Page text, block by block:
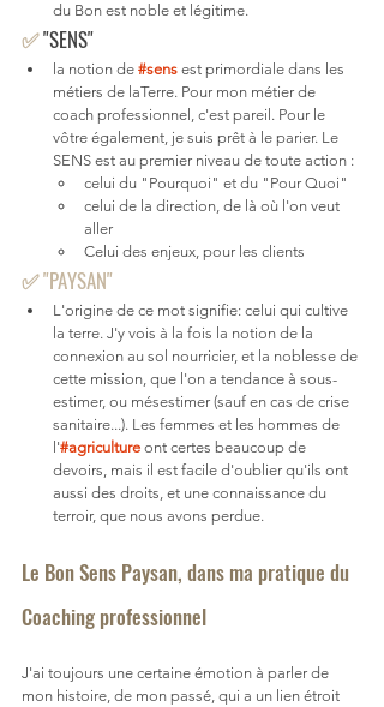
du Bon est noble et légitime.
✅ "SENS"
la notion de #sens est primordiale dans les
métiers de laTerre. Pour mon métier de
coach professionnel, c'est pareil. Pour le
vôtre également, je suis prêt à le parier. Le
SENS est au premier niveau de toute action :
celui du "Pourquoi" et du "Pour Quoi"
celui de la direction, de là où l'on veut
aller
Celui des enjeux, pour les clients
✅ "PAYSAN"
L'origine de ce mot signifie: celui qui cultive
la terre. J'y vois à la fois la notion de la
connexion au sol nourricier, et la noblesse de
cette mission, que l'on a tendance à sous-
estimer, ou mésestimer (sauf en cas de crise
sanitaire...). Les femmes et les hommes de
l'#agriculture ont certes beaucoup de
devoirs, mais il est facile d'oublier qu'ils ont
aussi des droits, et une connaissance du
terroir, que nous avons perdue.
Le Bon Sens Paysan, dans ma pratique du
Coaching professionnel
J'ai toujours une certaine émotion à parler de
mon histoire, de mon passé, qui a un lien étroit